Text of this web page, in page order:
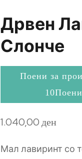
Дрвен
Слонче
Поени за
10Поени
1.040,00ден
Мал лавиринт со